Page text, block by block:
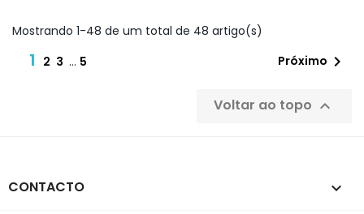
Mostrando 1-48 de um total de 48 artigo(s)
1 2 3 … 5 Próximo 
Voltar ao topo 
CONTACTO keyboard_arrow_down